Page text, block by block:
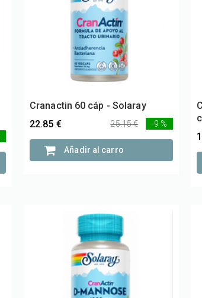
Cranactin 60 cáp - Solaray
22.85 €
25.15 € -9 %
Añadir al carro